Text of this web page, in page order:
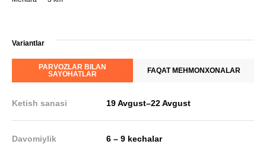
Variantlar
PARVOZLAR BILAN
SAYOHATLAR
FAQAT MEHMONXONALAR
Ketish sanasi 19 Avgust–22 Avgust
Davomiylik 6 – 9 kechalar